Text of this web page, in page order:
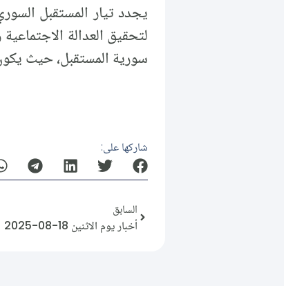
يجدد تيار المستقبل
لتحقيق العدالة
سورية المستقبل، حيث
شاركها على:
السابق
أخبار يوم الاثنين 18-08-2025